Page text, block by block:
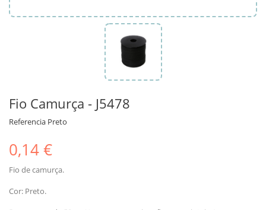
Fio Camurça - J5478
Referencia Preto
0,14 €
Fio de camurça.
Cor: Preto.